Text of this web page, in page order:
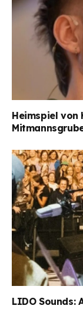
Heimspiel
LIDO Sounds: